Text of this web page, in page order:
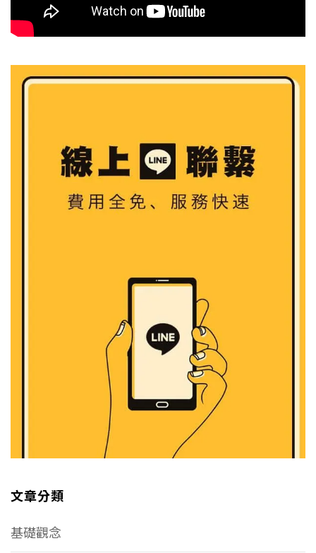
文章分類
基礎觀念